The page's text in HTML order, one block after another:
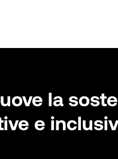
la
e